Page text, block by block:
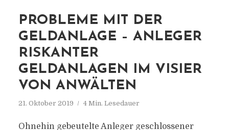
PROBLEME MIT DER
GELDANLAGE – ANLEGER
RISKANTER
GELDANLAGEN IM VISIER
VON ANWÄLTEN
21. Oktober 2019 4 Min. Lesedauer
Ohnehin gebeutelte Anleger geschlossener